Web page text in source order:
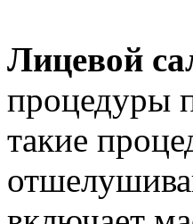
Лицевой
процедуры
такие